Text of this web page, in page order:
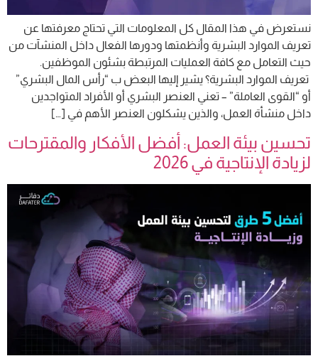
نستعرض في هذا المقال كل المعلومات التي تحتاج معرفتها عن
تعريف الموارد البشرية وأنظمتها ودورها الفعال داخل المنشآت من
حيث التعامل مع كافة العمليات المرتبطة بشئون الموظفين.
تعريف الموارد البشرية؟ يشير إليها البعض ب “رأس المال البشري”
أو “القوى العاملة” – تعني العنصر البشري أو الأفراد المتواجدين
داخل منشأة العمل، والذين يشكلون العنصر الأهم في […]
تحسين بيئة العمل: أفضل الأفكار والمقترحات
لزيادة الإنتاجية في 2026